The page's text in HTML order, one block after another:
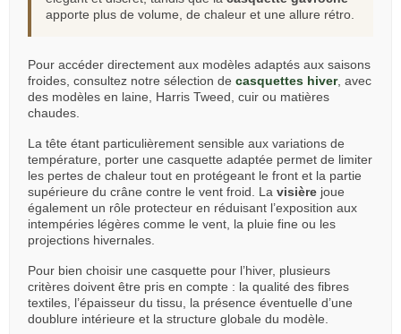
apporte plus de volume, de chaleur et une allure rétro.
Pour accéder directement aux modèles adaptés aux saisons
froides, consultez notre sélection de casquettes hiver, avec
des modèles en laine, Harris Tweed, cuir ou matières
chaudes.
La tête étant particulièrement sensible aux variations de
température, porter une casquette adaptée permet de limiter
les pertes de chaleur tout en protégeant le front et la partie
supérieure du crâne contre le vent froid. La visière joue
également un rôle protecteur en réduisant l’exposition aux
intempéries légères comme le vent, la pluie fine ou les
projections hivernales.
Pour bien choisir une casquette pour l’hiver, plusieurs
critères doivent être pris en compte : la qualité des fibres
textiles, l’épaisseur du tissu, la présence éventuelle d’une
doublure intérieure et la structure globale du modèle.